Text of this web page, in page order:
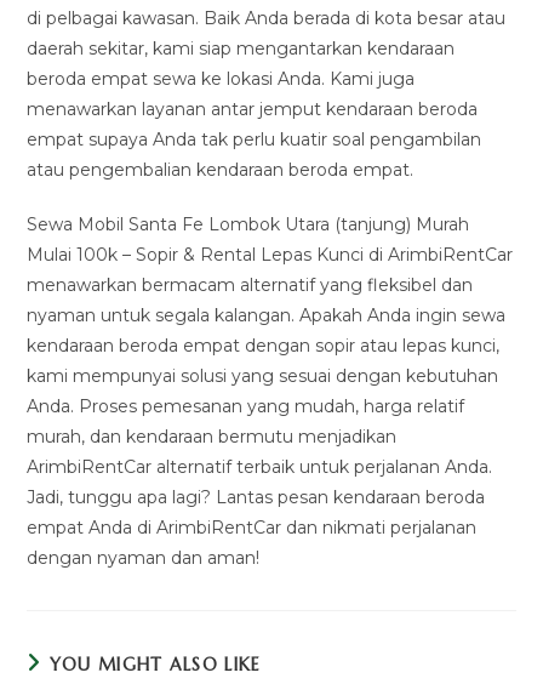
di pelbagai kawasan. Baik Anda berada di kota besar atau
daerah sekitar, kami siap mengantarkan kendaraan
beroda empat sewa ke lokasi Anda. Kami juga
menawarkan layanan antar jemput kendaraan beroda
empat supaya Anda tak perlu kuatir soal pengambilan
atau pengembalian kendaraan beroda empat.
Sewa Mobil Santa Fe Lombok Utara (tanjung) Murah
Mulai 100k – Sopir & Rental Lepas Kunci di ArimbiRentCar
menawarkan bermacam alternatif yang fleksibel dan
nyaman untuk segala kalangan. Apakah Anda ingin sewa
kendaraan beroda empat dengan sopir atau lepas kunci,
kami mempunyai solusi yang sesuai dengan kebutuhan
Anda. Proses pemesanan yang mudah, harga relatif
murah, dan kendaraan bermutu menjadikan
ArimbiRentCar alternatif terbaik untuk perjalanan Anda.
Jadi, tunggu apa lagi? Lantas pesan kendaraan beroda
empat Anda di ArimbiRentCar dan nikmati perjalanan
dengan nyaman dan aman!
YOU MIGHT ALSO LIKE